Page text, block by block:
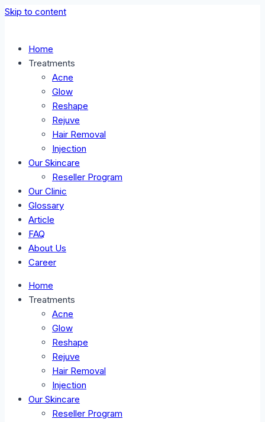
Skip to content
Home
Treatments
Acne
Glow
Reshape
Rejuve
Hair Removal
Injection
Our Skincare
Reseller Program
Our Clinic
Glossary
Article
FAQ
About Us
Career
Home
Treatments
Acne
Glow
Reshape
Rejuve
Hair Removal
Injection
Our Skincare
Reseller Program